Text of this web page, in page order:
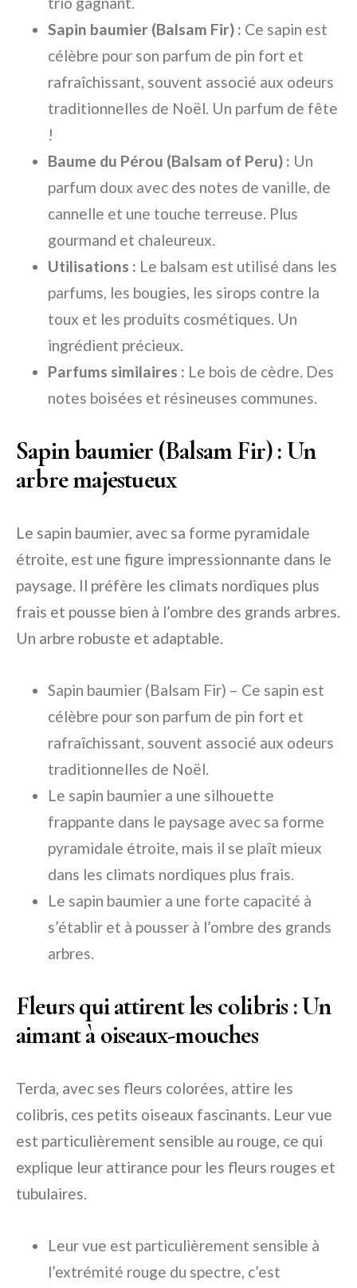
Sapin baumier (Balsam Fir) : Ce sapin est
célèbre pour son parfum de pin fort et
rafraîchissant, souvent associé aux odeurs
traditionnelles de Noël. Un parfum de fête
!
Baume du Pérou (Balsam of Peru) : Un
parfum doux avec des notes de vanille, de
cannelle et une touche terreuse. Plus
gourmand et chaleureux.
Utilisations : Le balsam est utilisé dans les
parfums, les bougies, les sirops contre la
toux et les produits cosmétiques. Un
ingrédient précieux.
Parfums similaires : Le bois de cèdre. Des
notes boisées et résineuses communes.
Sapin baumier (Balsam Fir) : Un
arbre majestueux
Le sapin baumier, avec sa forme pyramidale
étroite, est une figure impressionnante dans le
paysage. Il préfère les climats nordiques plus
frais et pousse bien à l’ombre des grands arbres.
Un arbre robuste et adaptable.
Sapin baumier (Balsam Fir) – Ce sapin est
célèbre pour son parfum de pin fort et
rafraîchissant, souvent associé aux odeurs
traditionnelles de Noël.
Le sapin baumier a une silhouette
frappante dans le paysage avec sa forme
pyramidale étroite, mais il se plaît mieux
dans les climats nordiques plus frais.
Le sapin baumier a une forte capacité à
s’établir et à pousser à l’ombre des grands
arbres.
Fleurs qui attirent les colibris : Un
aimant à oiseaux-mouches
Terda, avec ses fleurs colorées, attire les
colibris, ces petits oiseaux fascinants. Leur vue
est particulièrement sensible au rouge, ce qui
explique leur attirance pour les fleurs rouges et
tubulaires.
Leur vue est particulièrement sensible à
l’extrémité rouge du spectre, c’est